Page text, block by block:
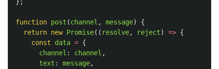
function post (channel , message)
{
return new Promise(( resolve, reject) => {
const
data = {
channel : channel ,
text : message,